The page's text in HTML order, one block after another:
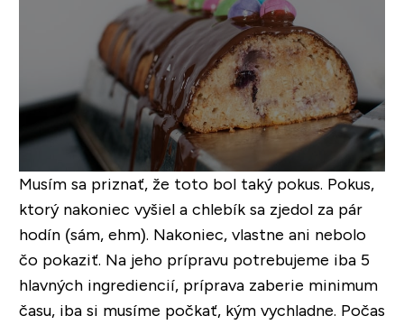
Musím sa priznať, že toto bol taký pokus. Pokus,
ktorý nakoniec vyšiel a chlebík sa zjedol za pár
hodín (sám, ehm). Nakoniec, vlastne ani nebolo
čo pokaziť. Na jeho prípravu potrebujeme iba 5
hlavných ingrediencií, príprava zaberie minimum
času, iba si musíme počkať, kým vychladne. Počas